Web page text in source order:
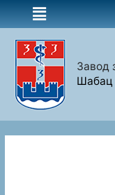
Завод
Шабац